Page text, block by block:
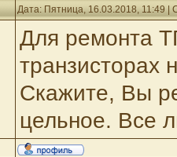
Дата: Пятница, 16.03.2018, 11:49
Для ремонта
транзисторах
Скажите, Вы
цельное. Все